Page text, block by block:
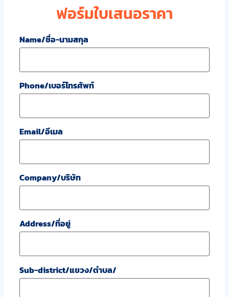
ฟอร์มใบเสนอราคา
Name/ชื่อ-นามสกุล
Phone/เบอร์โทรศัพท์
Email/อีเมล
Company/บริษัท
Address/ที่อยู่
Sub-district/แขวง/ตำบล/